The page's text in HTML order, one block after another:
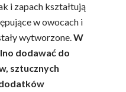
i zapach kształtują
w owocach i
wytworzone.W
dodawać do
sztucznych